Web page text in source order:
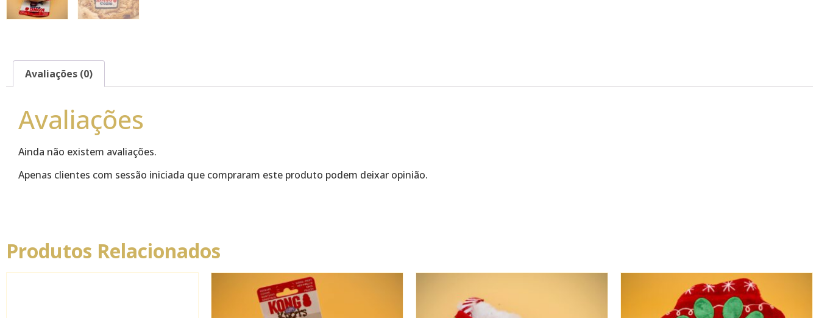
Avaliações (0)
Avaliações
Ainda não existem avaliações.
Apenas clientes com sessão iniciada que compraram este produto podem deixar opinião.
Produtos Relacionados